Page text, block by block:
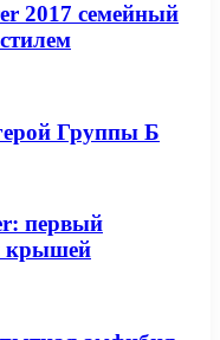
2017 семейный
Группы Б
первый
крышей